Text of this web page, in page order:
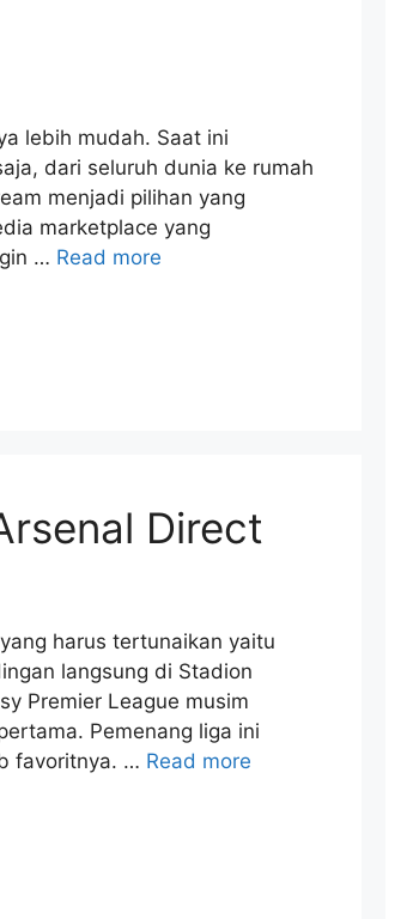
lebih mudah. Saat ini
dari seluruh dunia ke rumah
menjadi pilihan yang
marketplace yang
… Read more
Direct
harus tertunaikan yaitu
langsung di Stadion
Premier League musim
Pemenang liga ini
favoritnya. … Read more